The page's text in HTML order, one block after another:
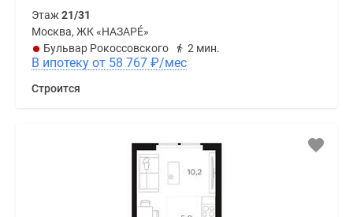
Этаж21/31
Москва, ЖК «НАЗАРÉ»
Бульвар Рокоссовского
2 мин.
В ипотеку от 58 767 ₽/мес
Строится